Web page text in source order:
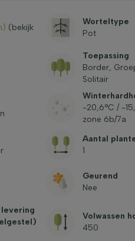
(bekijk
Worteltype
Pot
Toepassing
Border,
Solitair
-20,6°C / -
zone 6b/7a
Aantal
1
Geurend
Nee
Volwassen
450